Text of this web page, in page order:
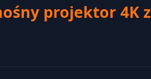
projektor 4K z